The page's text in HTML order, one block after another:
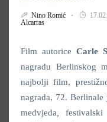
Nino Romić
Alcarras
Film autorice Carle
nagradu Berlinskog
najbolji film,
nagrada, 72.
medvjeda